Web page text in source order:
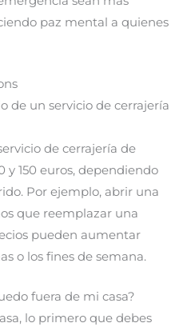
paz mental a quienes
de un servicio de cerrajería
de cerrajería de
150 euros, dependiendo
Por ejemplo, abrir una
que reemplazar una
pueden aumentar
o los fines de semana.
fuera de mi casa?
lo primero que debes